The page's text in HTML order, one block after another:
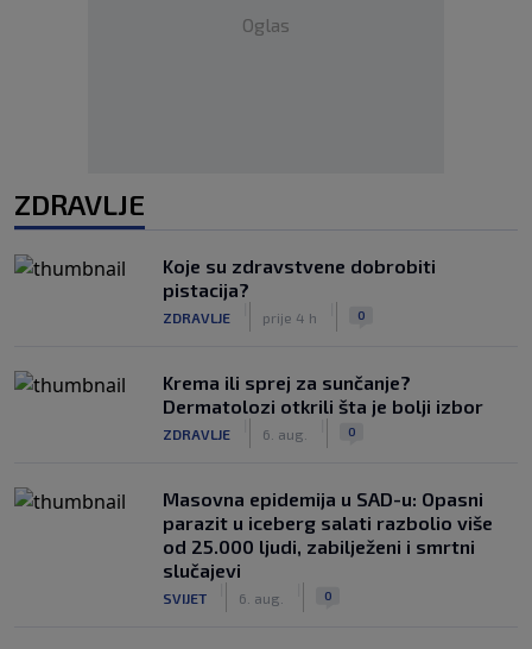
Oglas
ZDRAVLJE
Koje su zdravstvene dobrobiti
pistacija?
ZDRAVLJE prije 4 h 0
Krema ili sprej za sunčanje?
Dermatolozi otkrili šta je bolji izbor
ZDRAVLJE 6. aug. 0
Masovna epidemija u SAD-u: Opasni
parazit u iceberg salati razbolio više
od 25.000 ljudi, zabilježeni i smrtni
slučajevi
SVIJET 6. aug. 0